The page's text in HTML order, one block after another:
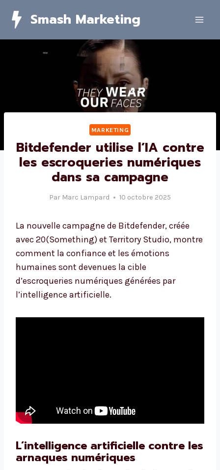
Smash Marketing
MARKETING
Bitdefender utilise l’IA contre
les escroqueries numériques
dans sa campagne
Par Marc Lampard 10 octobre 2025
La nouvelle campagne de Bitdefender, créée
avec 20(Something) et Territory Studio, montre
comment la confiance et les émotions
humaines sont devenues la cible
d’escroqueries numériques générées par
l’intelligence artificielle.
L’intelligence artificielle contre les
arnaques numériques